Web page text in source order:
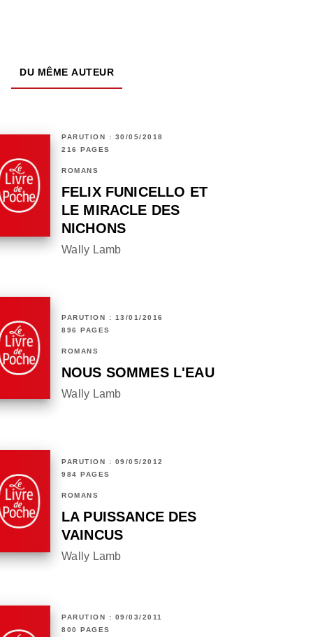
DU MÊME AUTEUR
PARUTION : 30/05/2018
216 PAGES
ROMANS
FELIX FUNICELLO ET
LE MIRACLE DES
NICHONS
Wally Lamb
PARUTION : 13/01/2016
896 PAGES
ROMANS
NOUS SOMMES L'EAU
Wally Lamb
PARUTION : 09/05/2012
984 PAGES
ROMANS
LA PUISSANCE DES
VAINCUS
Wally Lamb
PARUTION : 09/03/2011
800 PAGES